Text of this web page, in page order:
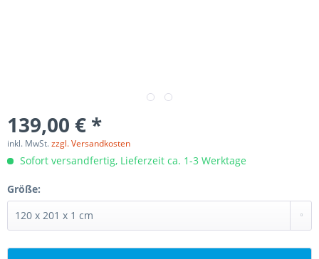
139,00 € *
inkl. MwSt.zzgl. Versandkosten
Sofort versandfertig, Lieferzeit ca. 1-3 Werktage
Größe: